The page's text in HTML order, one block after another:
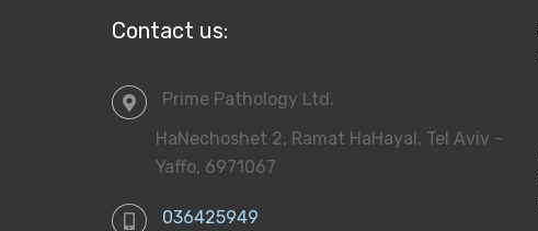
Contact us:
Prime Pathology Ltd.
HaNechoshet 2, Ramat HaHayal, Tel Aviv -
Yaffo, 6971067
036425949